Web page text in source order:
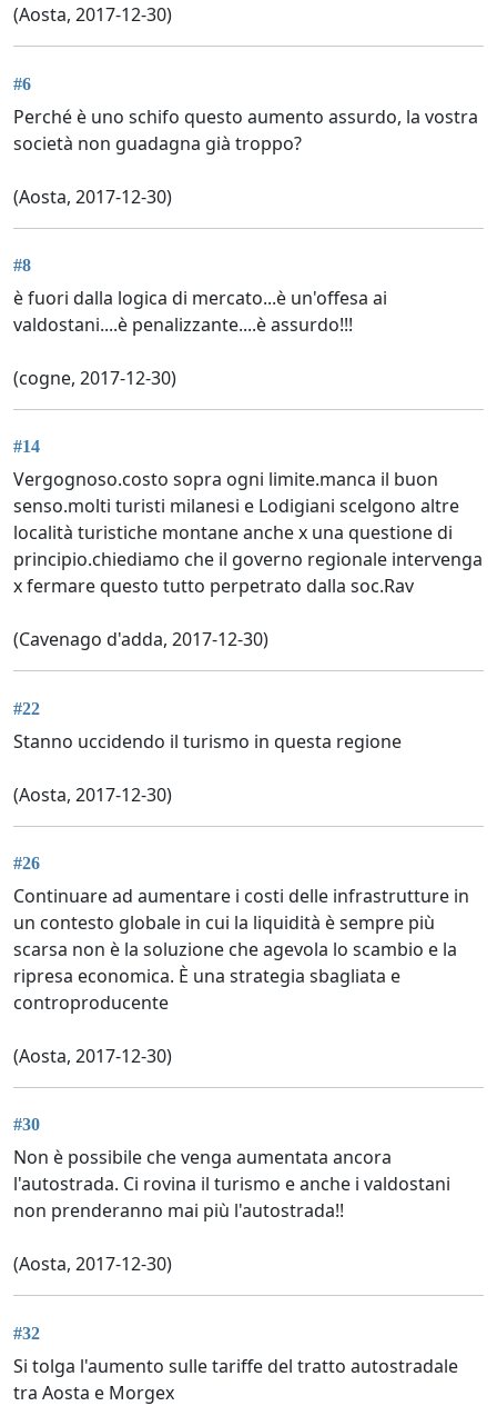
(Aosta, 2017-12-30)
#6
Perché è uno schifo questo aumento assurdo, la vostra
società non guadagna già troppo?
(Aosta, 2017-12-30)
#8
è fuori dalla logica di mercato...è un'offesa ai
valdostani....è penalizzante....è assurdo!!!
(cogne, 2017-12-30)
#14
Vergognoso.costo sopra ogni limite.manca il buon
senso.molti turisti milanesi e Lodigiani scelgono altre
località turistiche montane anche x una questione di
principio.chiediamo che il governo regionale intervenga
x fermare questo tutto perpetrato dalla soc.Rav
(Cavenago d'adda, 2017-12-30)
#22
Stanno uccidendo il turismo in questa regione
(Aosta, 2017-12-30)
#26
Continuare ad aumentare i costi delle infrastrutture in
un contesto globale in cui la liquidità è sempre più
scarsa non è la soluzione che agevola lo scambio e la
ripresa economica. È una strategia sbagliata e
controproducente
(Aosta, 2017-12-30)
#30
Non è possibile che venga aumentata ancora
l'autostrada. Ci rovina il turismo e anche i valdostani
non prenderanno mai più l'autostrada!!
(Aosta, 2017-12-30)
#32
Si tolga l'aumento sulle tariffe del tratto autostradale
tra Aosta e Morgex